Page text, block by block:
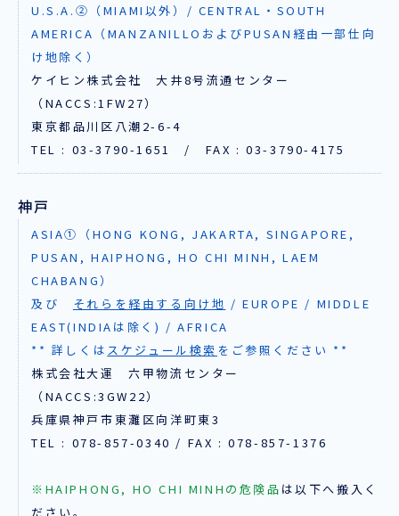
U.S.A.②（MIAMI以外）/ CENTRAL・SOUTH
AMERICA（MANZANILLOおよびPUSAN経由一部仕向
け地除く）
ケイヒン株式会社 大井8号流通センター
（NACCS:1FW27）
東京都品川区八潮2-6-4
TEL : 03-3790-1651 / FAX : 03-3790-4175
神戸
ASIA①（HONG KONG, JAKARTA, SINGAPORE,
PUSAN, HAIPHONG, HO CHI MINH, LAEM
CHABANG）
及び それらを経由する向け地 / EUROPE / MIDDLE
EAST(INDIAは除く) / AFRICA
** 詳しくは スケジュール検索 をご参照ください **
株式会社大運 六甲物流センター
（NACCS:3GW22）
兵庫県神戸市東灘区向洋町東3
TEL : 078-857-0340 / FAX : 078-857-1376
※HAIPHONG, HO CHI MINHの危険品 は以下へ搬入く
ださい。